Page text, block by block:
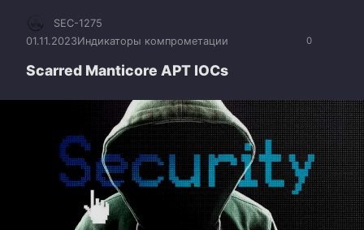
0
SEC-1275
01.11.2023Индикаторы компрометации
Scarred Manticore APT IOCs